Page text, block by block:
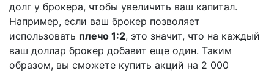
долг у брокера, чтобы увеличить ваш капитал.
Например, если ваш брокер позволяет
использовать плечо 1:2, это значит, что на каждый
ваш доллар брокер добавит еще один. Таким
образом, вы сможете купить акций на 2 000